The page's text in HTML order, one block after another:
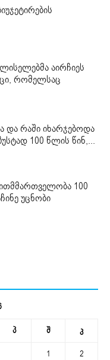
აირჩიეს
რომელსაც
და რაში იხარჯებოდა
100 წლის წინ,...
100
უცნობი
პ შ კ
1
2